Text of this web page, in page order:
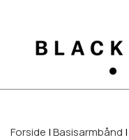
Forside Basisarmbånd